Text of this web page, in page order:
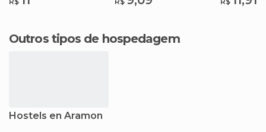
Outros tipos de hospedagem
Hostels en Aramon